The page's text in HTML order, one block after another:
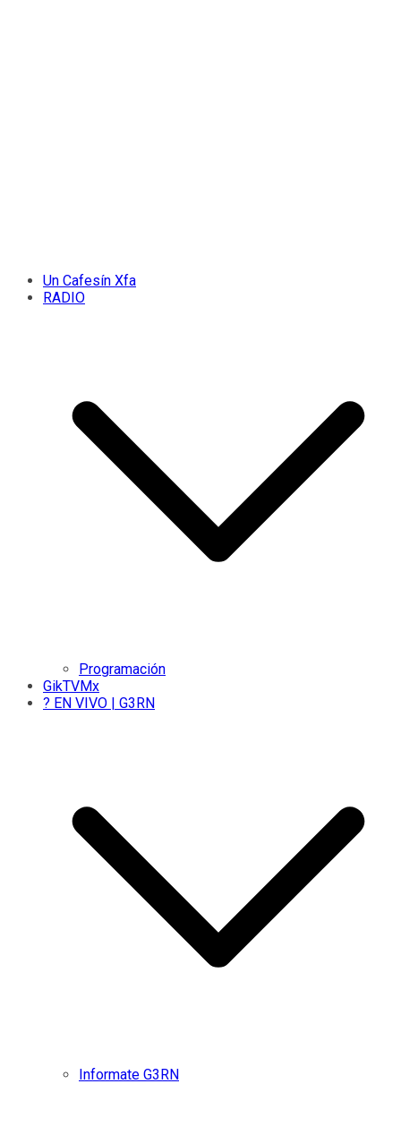
Un Cafesín Xfa
RADIO
Programación
GikTVMx
? EN VIVO | G3RN
Informate G3RN